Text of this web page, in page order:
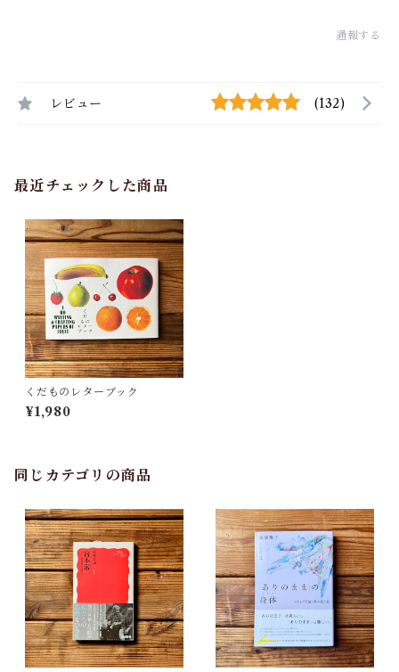
通報する
レビュー (132)
最近チェックした商品
くだものレターブック
¥1,980
同じカテゴリの商品